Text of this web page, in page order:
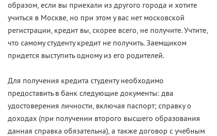
образом, если вы приехали из другого города и хотите
учиться в Москве, но при этом у вас нет московской
регистрации, кредит вы, скорее всего, не получите. Учтите,
что самому студенту кредит не получить. Заемщиком
придется выступить одному из его родителей.
Для получения кредита студенту необходимо
предоставить в банк следующие документы: два
удостоверения личности, включая паспорт; справку о
доходах (при получении второго высшего образования
данная справка обязательна), а также договор с учебным